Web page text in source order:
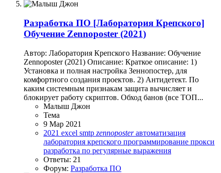
Разработка ПО [Лаборатория Крепского]
Обучение Zennoposter (2021)
Автор: Лаборатория Крепского Название: Обучение
Zennoposter (2021) Описание: Краткое описание: 1)
Установка и полная настройка Зеннопостер, для
комфортного создания проектов. 2) Антидетект. По
каким системным признакам защита вычисляет и
блокирует работу скриптов. Обход банов (все ТОП...
Малыш Джон
Тема
9 Мар 2021
2021 excel smtp zennoposter автоматизация
лаборатория крепского программирование прокси
разработка по регулярные выражения
Ответы: 21
Форум: Разработка ПО